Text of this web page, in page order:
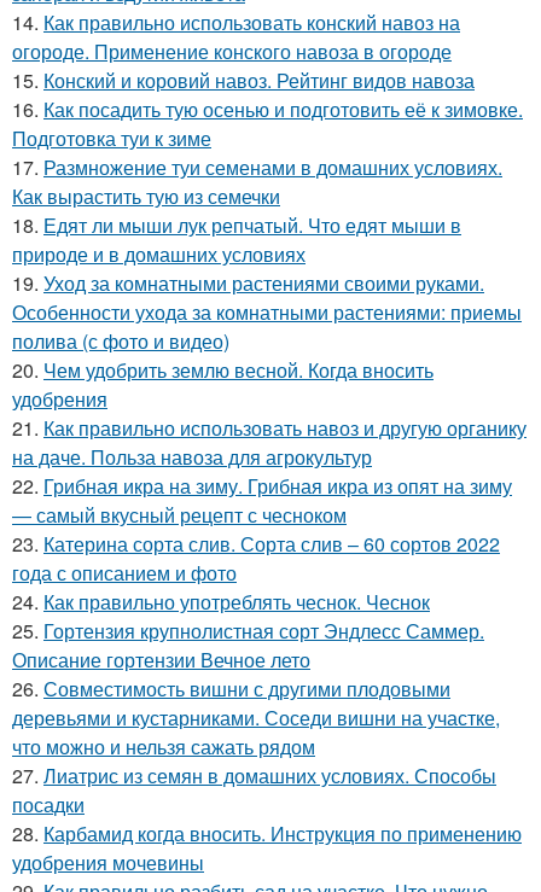
14. Как правильно использовать конский навоз на
огороде. Применение конского навоза в огороде
15. Конский и коровий навоз. Рейтинг видов навоза
16. Как посадить тую осенью и подготовить её к зимовке.
Подготовка туи к зиме
17. Размножение туи семенами в домашних условиях.
Как вырастить тую из семечки
18. Едят ли мыши лук репчатый. Что едят мыши в
природе и в домашних условиях
19. Уход за комнатными растениями своими руками.
Особенности ухода за комнатными растениями: приемы
полива (с фото и видео)
20. Чем удобрить землю весной. Когда вносить
удобрения
21. Как правильно использовать навоз и другую органику
на даче. Польза навоза для агрокультур
22. Грибная икра на зиму. Грибная икра из опят на зиму
— самый вкусный рецепт с чесноком
23. Катерина сорта слив. Сорта слив – 60 сортов 2022
года с описанием и фото
24. Как правильно употреблять чеснок. Чеснок
25. Гортензия крупнолистная сорт Эндлесс Саммер.
Описание гортензии Вечное лето
26. Совместимость вишни с другими плодовыми
деревьями и кустарниками. Соседи вишни на участке,
что можно и нельзя сажать рядом
27. Лиатрис из семян в домашних условиях. Способы
посадки
28. Карбамид когда вносить. Инструкция по применению
удобрения мочевины